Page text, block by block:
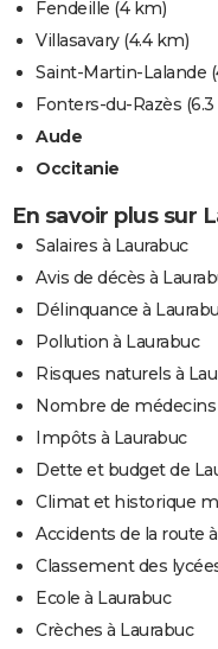
Fendeille (4 km)
Villasavary(4.4 km)
Saint-Martin-Lalande
Fonters-du-Razès
Aude
Occitanie
En savoir plus sur
Salaires à Laurabuc
Avis de décès à
Délinquance à
Pollution à Laurabuc
Risques naturels à
Nombre de médecins
Impôts à Laurabuc
Dette et budget de
Climat et historique
Accidents de la route
Classement des
Ecole à Laurabuc
Crèches à Laurabuc